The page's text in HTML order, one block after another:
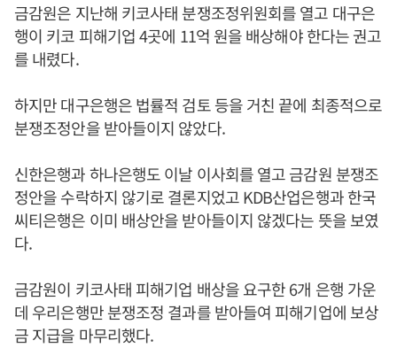
금감원은 지난해 키코사태 분쟁조정위원회를 열고 대구은
행이 키코 피해기업 4곳에 11억 원을 배상해야 한다는 권고
를 내렸다.
하지만 대구은행은 법률적 검토 등을 거친 끝에 최종적으로
분쟁조정안을 받아들이지 않았다.
신한은행과 하나은행도 이날 이사회를 열고 금감원 분쟁조
정안을 수락하지 않기로 결론지었고 KDB산업은행과 한국
씨티은행은 이미 배상안을 받아들이지 않겠다는 뜻을 보였
다.
금감원이 키코사태 피해기업 배상을 요구한 6개 은행 가운
데 우리은행만 분쟁조정 결과를 받아들여 피해기업에 보상
금 지급을 마무리했다.